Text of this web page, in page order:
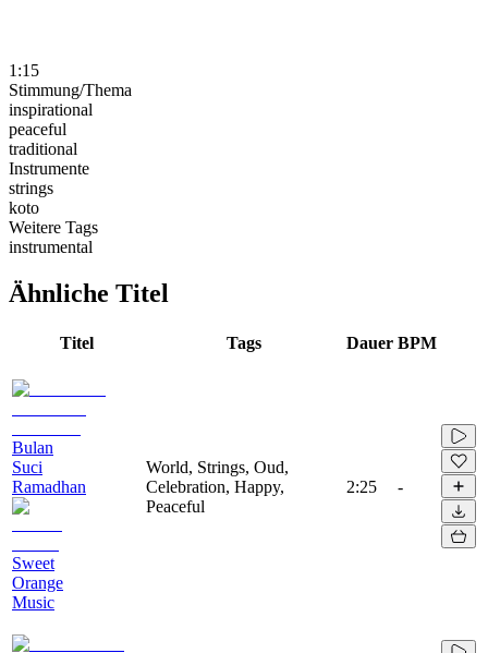
1:15
Stimmung/Thema
inspirational
peaceful
traditional
Instrumente
strings
koto
Weitere Tags
instrumental
Ähnliche Titel
Titel Tags Dauer BPM
Bulan
Suci
Ramadhan
Sweet
Orange
Music
World, Strings, Oud,
Celebration, Happy,
Peaceful
2:25 -